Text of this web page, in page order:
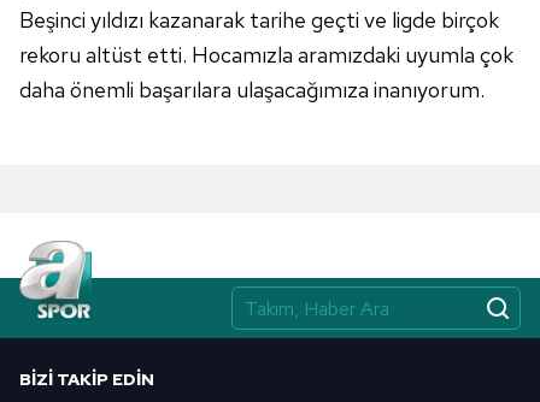
Beşinci yıldızı kazanarak tarihe geçti ve ligde birçok
rekoru altüst etti. Hocamızla aramızdaki uyumla çok
daha önemli başarılara ulaşacağımıza inanıyorum.
BIZI TAKIP EDIN